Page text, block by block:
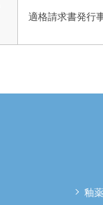
適格請求書発行
釉薬